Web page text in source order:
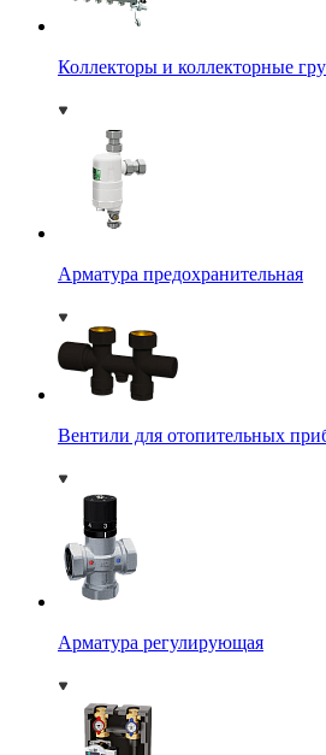
Коллекторы и коллекторные
Арматура предохранительная
Вентили для отопительных
Арматура регулирующая